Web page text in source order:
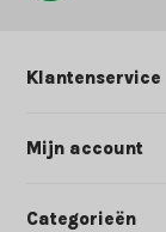
Klantenservice
Mijn account
Categorieën